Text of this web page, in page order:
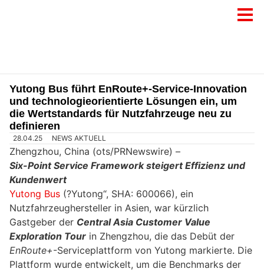
Yutong Bus führt EnRoute+-Service-Innovation
und technologieorientierte Lösungen ein, um
die Wertstandards für Nutzfahrzeuge neu zu
definieren
28.04.25 NEWS AKTUELL
Zhengzhou, China (ots/PRNewswire) –
Six-Point Service Framework steigert Effizienz und
Kundenwert
Yutong Bus (?Yutong“, SHA: 600066), ein
Nutzfahrzeughersteller in Asien, war kürzlich
Gastgeber der Central Asia Customer Value
Exploration Tour in Zhengzhou, die das Debüt der
EnRoute+-Serviceplattform von Yutong markierte. Die
Plattform wurde entwickelt, um die Benchmarks der